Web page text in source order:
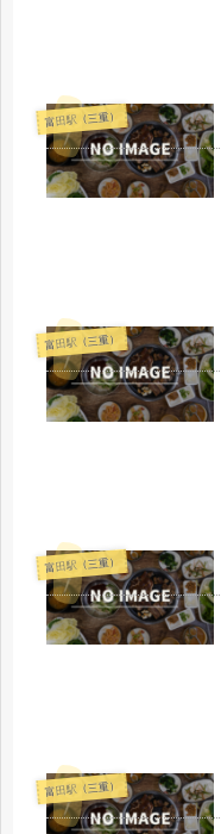
富田駅（三重）
富田駅（三重）
富田駅（三重）
富田駅（三重）